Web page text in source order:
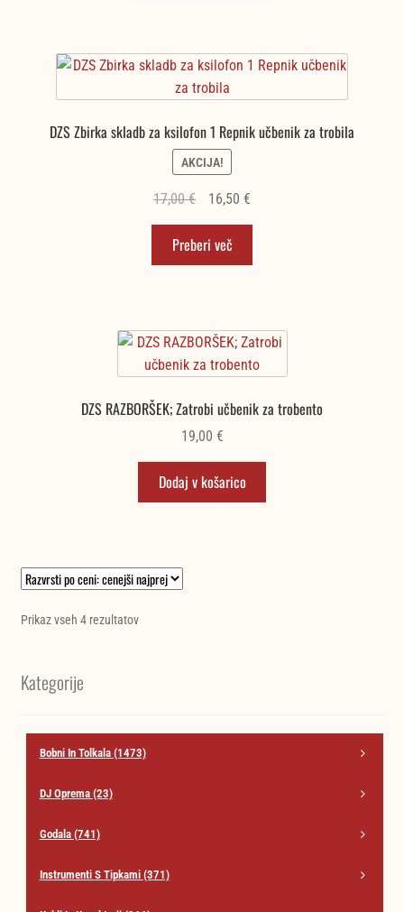
DZS Zbirka skladb za ksilofon 1 Repnik učbenik za trobila
AKCIJA!
17,00€
Izvirna
cena
je
bila:
16,50 €Trenutna
cena
16,50 €.
Preberi več
DZS RAZBORŠEK; Zatrobi učbenik za trobento
19,00 €
Dodaj v košarico
Prikaz vseh 4 rezultatovRazvrščeno
najvišje
Kategorije
Bobni In Tolkala (1473)
DJ Oprema (23)
Godala (741)
Instrumenti S Tipkami (371)